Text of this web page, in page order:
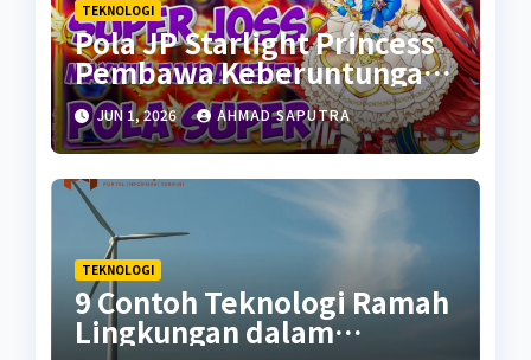
TEKNOLOGI
Pola JP Starlight Princess
Pembawa Keberuntungan
Awal Tahun 2024
JUN 1, 2026 AHMAD SAPUTRA
TEKNOLOGI
9 Contoh Teknologi Ramah
Lingkungan dalam